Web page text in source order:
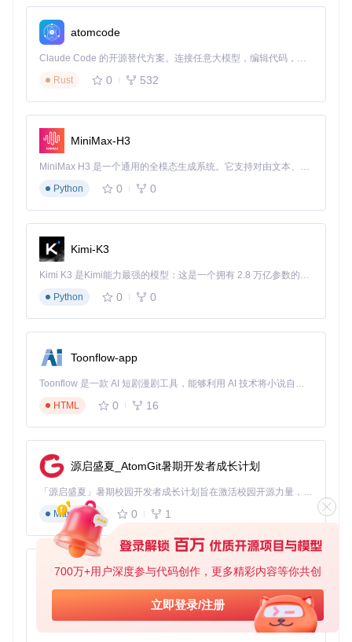
700万+用户深度参与代码创作，更多精彩内容等你共创
立即登录/注册
深入学习查询优化和性能调优技巧。对于NoSQL数据库，可在
关系型数据库基础扎实后逐步拓展。
拓展技术视野：拥抱云原生生态
容器化与云部署
.NET生态已全面拥抱容器化技术。Docker为应用打包提供了
标准化方案，而Kubernetes则解决了容器编排的复杂问题。现
代.NET应用架构普遍采用"容器优先"策略，开发者需要理解多
阶段构建、镜像优化和容器网络等概念。Azure Kubernetes S
ervice (AKS)和AWS EKS等托管服务进一步降低了云原生应用
把握版本演进节奏
理解.NET的发布周期对技术选型至关重要。微软采用"标准期
本将获得36个月的支持，而.NET 9等STS版本则提供18个月
的更新。这种节奏要求企业开发者在稳定性和新特性之间找到
实践落地策略：构建个人成长路径
建立持续学习机制
.NET技术的快速演进要求开发者建立系统化的学习方法。建议
采用"1-3-9"学习模型：1个核心技术深入钻研，3个相关工具熟
练应用，9个周边技术广泛了解。结合实际项目需求，将学习
内容转化为可复用的代码库和技术文档，形成个人知识资产。
个性化学习路径定制
根据职业发展阶段定制学习重点：
初级开发者：聚焦C#基础、.NET Core入门和基础数据库操
中级开发者：深入架构设计、性能优化和测试策略
高级开发者：关注微服务架构、云原生技术和团队技术管理
技术成长是一场马拉松而非短跑。通过本文提供的框架，结合
自身实际情况持续迭代学习计划，你将在.NET开发领域不断突
atomcode
Claude Code 的开源替代方案。连接任意大模型，编辑代码，运行命令，自动验证 — 全自动执行。用 Rust 构建，极致性能。 ｜ An open-source alternative to Claude Code. Connect any LLM, edit code, run commands, and verify changes — autonomously. Built in Rust for speed. Get Started
Rust
0 532
MiniMax-H3
MiniMax H3 是一个通用的全模态生成系统。它支持对由文本、图像、视频和音频组成的多模态上下文进行统一理解，并能生成分辨率高达 2K、时长可达 15 秒的带原生立体声音频的视频。得益于面向任务泛化的系统设计，H3 在预训练阶段就已具备广泛的多模态上下文理解与生成能力，能够出色地执行复杂的多模态指令。
Python
0 0
Kimi-K3
Kimi K3 是Kimi能力最强的模型：这是一个拥有 2.8 万亿参数的混合专家（MoE）模型，具备原生视觉理解能力，并支持 100 万 token 的上下文窗口。
Python
0 0
Toonflow-app
Toonflow 是一款 AI 短剧漫剧工具，能够利用 AI 技术将小说自动转化为剧本，并结合 AI 生成的图片和视频，实现高效的短剧创作。借助 Toonflow，可以轻松完成从文字到影像的全流程，让短剧制作变得更加智能与便捷。
HTML
0 16
源启盛夏_AtomGit暑期开发者成长计划
「源启盛夏」暑期校园开发者成长计划旨在激活校园开源力量，通过积分激励、认证扶持、资源倾斜等形式，引导高校组织和开发者完成「入驻 — 建项目 — 做贡献 — 获认证 — 得资源」的完整闭环。无论你是想带领社团入驻平台的组织者，还是希望用代码贡献证明自己的开发者，都能在这里找到属于你的成长路径。
Markdown
0 1
AionUi
免费、本地、开源的 24/7 全天候 Cowork 应用，以及适用于 Gemini CLI、Claude Code、Codex、OpenCode、Qwen Code、Goose CLI、Auggie 等的 OpenClaw | 🌟 喜欢就点star吧
TypeScript
0 6